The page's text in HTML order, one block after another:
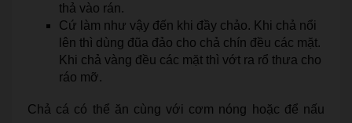
thả vào rán.
Cứ làm như vậy đến khi đầy chảo. Khi chả nổi
lên thì dùng đũa đảo cho chả chín đều các mặt.
Khi chả vàng đều các mặt thì vớt ra rổ thưa cho
ráo mỡ.
Chả cá có thể ăn cùng với cơm nóng hoặc để nấu